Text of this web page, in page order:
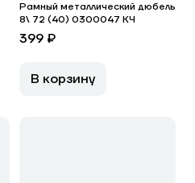
Рамный металлический дюбель
8\ 72 (40) 0300047 КЧ
399 ₽
В корзину